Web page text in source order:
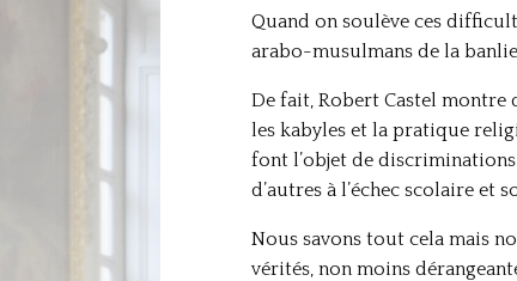
Quand on soulève ces
arabo-musulmans de la
De fait, Robert Castel montre
les kabyles et la pratique
font l’objet de discriminations
d’autres à l’échec scolaire et
Nous savons tout cela mais
vérités, non moins